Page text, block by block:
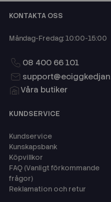
KONTAKTA OSS
Måndag-Fredag: 10:00-15:00
08 400 66 101
Våra butiker
KUNDSERVICE
Kundservice
Kunskapsbank
Köpvillkor
FAQ (Vanligt förkommande
frågor)
Reklamation och retur